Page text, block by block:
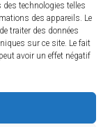
technologies telles
des appareils. Le
traiter des données
sur ce site. Le fait
avoir un effet négatif